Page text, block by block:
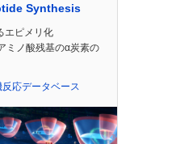
Synthesis
エピメリ化
ミノ酸残基のα炭素の
応データベース